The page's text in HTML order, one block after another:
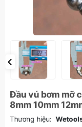
Đầu vú bơm mỡ
8mm 10mm
Thương hiệu: